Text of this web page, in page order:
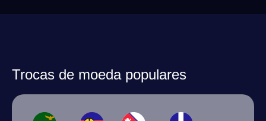
Trocas de moeda populares